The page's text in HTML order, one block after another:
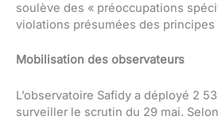
soulève des « préoccupations
violations présumées des principes
Mobilisation des observateurs
L’observatoire Safidy a déployé 2
surveiller le scrutin du 29 mai.